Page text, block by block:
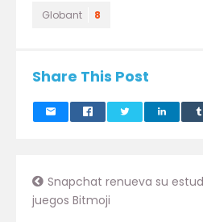
Globant 8
Share This Post
Snapchat renueva su
juegos Bitmoji